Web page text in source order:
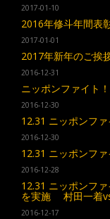
2017-01-10
2016年修斗年間表
2017-01-01
2017年新年のご挨
2016-12-31
ニッポンファイト
2016-12-30
12.31 ニッポンフ
2016-12-30
12.31 ニッポンフ
2016-12-28
12.31 ニッポンフ
を実施 村田一着vs
2016-12-17